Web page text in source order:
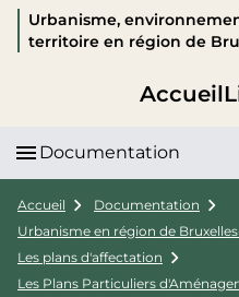
Urbanisme,
territoire en région de
Accueil
Documentation
Accueil
Documentation
Urbanisme en région de
Les plans d'affectation
Les Plans Particuliers